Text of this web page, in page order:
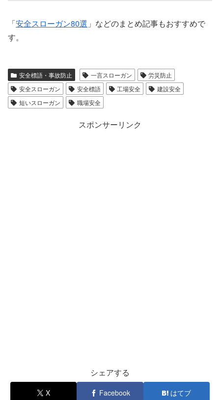
「安全スローガン80選 」などのまとめ記事もおすすめで
す。
安全標語・事故防止 一言スローガン
労災防止
安全スローガン
安全標語 工場安全
建設安全
短いスローガン
職場安全
スポンサーリンク
シェアする
X Facebook はてブ